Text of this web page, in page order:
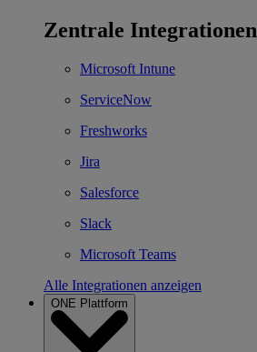
Zentrale Integrationen
Microsoft Intune
ServiceNow
Freshworks
Jira
Salesforce
Slack
Microsoft Teams
Alle Integrationen anzeigen
ONE Plattform